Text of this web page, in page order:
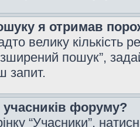
я отримав
велику кількість
пошук”,
запит.
учасників форуму?
“Учасники”,